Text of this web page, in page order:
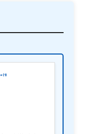
(1)